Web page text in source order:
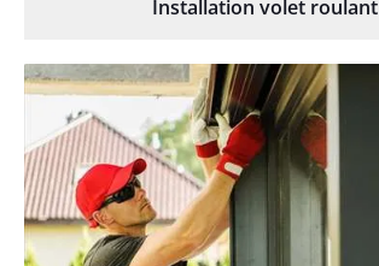
Installation volet roulant